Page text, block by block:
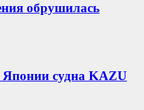
обрушилась
судна KAZU